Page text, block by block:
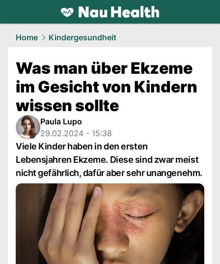
health.NAU.ch
Home Kindergesundheit
Was man über Ekzeme
im Gesicht von Kindern
wissen sollte
Paula Lupo
29.02.2024 - 15:38
Viele Kinder haben in den ersten
Lebensjahren Ekzeme. Diese sind zwar meist
nicht gefährlich, dafür aber sehr unangenehm.